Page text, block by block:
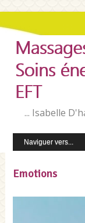
... Isabelle
Emotions